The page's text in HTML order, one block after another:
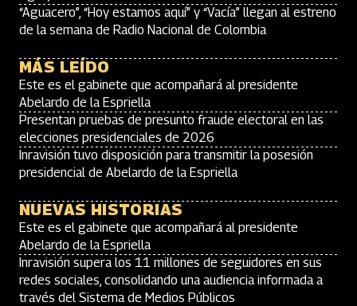
“Aguacero”, “Hoy estamos aquí” y “Vacía” llegan al estreno
de la semana de Radio Nacional de Colombia
MÁS LEÍDO
Este es el gabinete que acompañará al presidente
Abelardo de la Espriella
Presentan pruebas de presunto fraude electoral en las
elecciones presidenciales de 2026
Inravisión tuvo disposición para transmitir la posesión
presidencial de Abelardo de la Espriella
NUEVAS HISTORIAS
Este es el gabinete que acompañará al presidente
Abelardo de la Espriella
Inravisión supera los 11 millones de seguidores en sus
redes sociales, consolidando una audiencia informada a
través del Sistema de Medios Públicos